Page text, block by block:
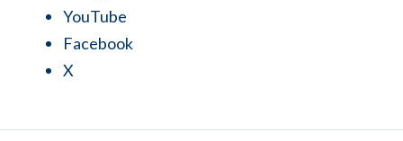
YouTube
Facebook
X